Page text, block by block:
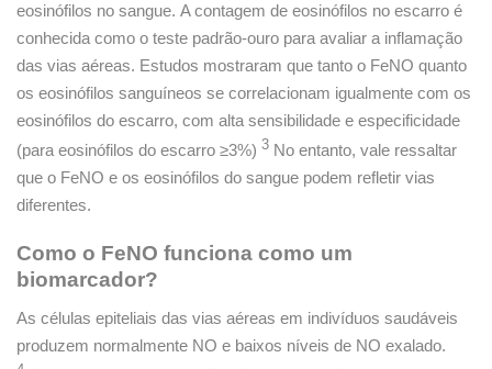
eosinófilos no sangue. A contagem de eosinófilos no escarro é
conhecida como o teste padrão-ouro para avaliar a inflamação
das vias aéreas. Estudos mostraram que tanto o FeNO quanto
os eosinófilos sanguíneos se correlacionam igualmente com os
eosinófilos do escarro, com alta sensibilidade e especificidade
(para eosinófilos do escarro ≥3%) 3 No entanto, vale ressaltar
que o FeNO e os eosinófilos do sangue podem refletir vias
diferentes.
Como o FeNO funciona como um
biomarcador?
As células epiteliais das vias aéreas em indivíduos saudáveis ​​
produzem normalmente NO e baixos níveis de NO exalado.